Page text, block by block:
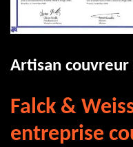
Artisan couvreur
Falck &
entreprise